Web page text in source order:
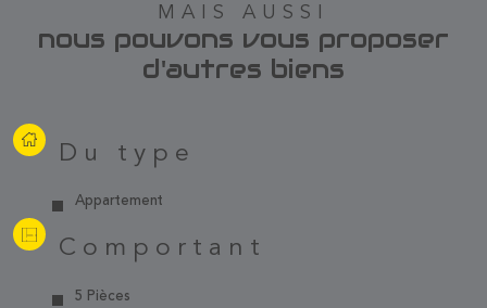
MAIS AUSSI
nous pouvons vous proposer
d'autres biens
Du type
Appartement
Comportant
5 Pièces